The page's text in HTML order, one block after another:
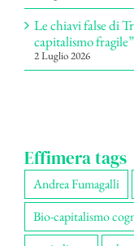
Le chiavi false di
capitalismo
2 Luglio 2026
Effimera tags
Andrea Fumagalli
Bio-capitalismo